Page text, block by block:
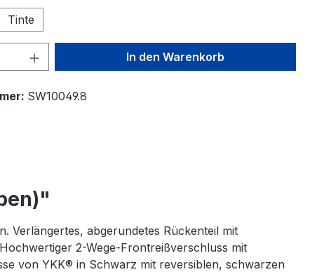
Tinte
Anzahl: Gib den gewünschten Wert
In den Warenkorb
SW10049.8
Verlängertes, abgerundetes Rückenteil mit
2-Wege-Frontreißverschluss mit
von YKK® in Schwarz mit reversiblen, schwarzen